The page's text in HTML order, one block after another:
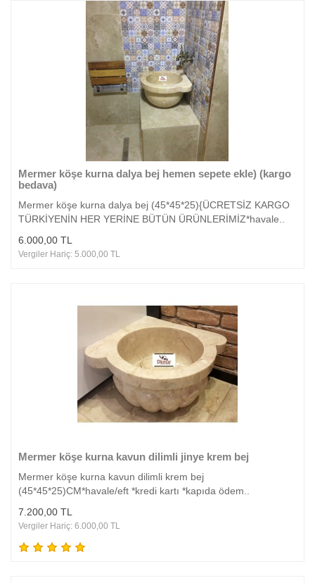
Mermer köşe kurna dalya bej hemen sepete ekle) (kargo
bedava)
Mermer köşe kurna dalya bej (45*45*25){ÜCRETSİZ KARGO
TÜRKİYENİN HER YERİNE BÜTÜN ÜRÜNLERİMİZ*havale..
6.000,00 TL
Vergiler Hariç: 5.000,00 TL
Mermer köşe kurna kavun dilimli jinye krem bej
Mermer köşe kurna kavun dilimli krem bej
(45*45*25)CM*havale/eft *kredi kartı *kapıda ödem..
7.200,00 TL
Vergiler Hariç: 6.000,00 TL